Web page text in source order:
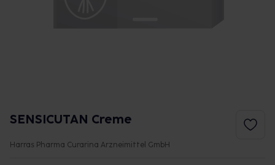
SENSICUTAN Creme
Harras Pharma Curarina Arzneimittel GmbH